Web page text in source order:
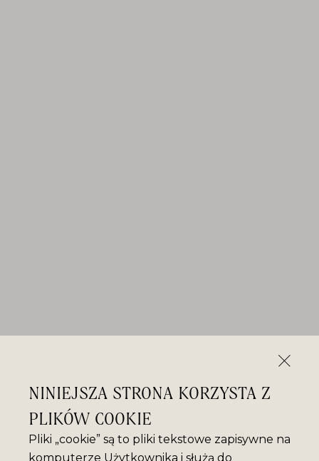
NINIEJSZA STRONA KORZYSTA Z
PLIKÓW COOKIE
Pliki „cookie” są to pliki tekstowe zapisywne na
komputerze Użytkownika i służą do